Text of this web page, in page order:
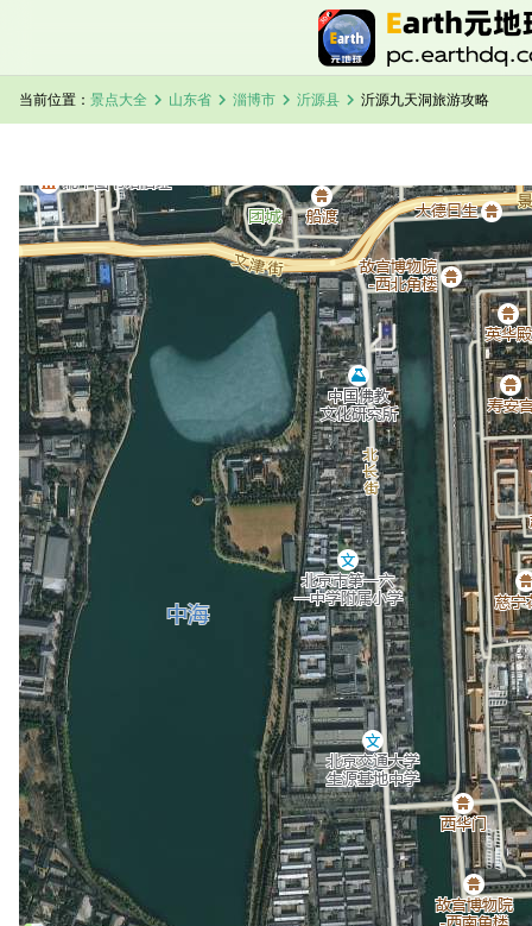
当前位置： 景点大全 chevron_right 山东省 chevron_right 淄博市 chevron_right 沂源县 chevron_right 沂源九天洞旅游攻略
沂源九天洞卫星地图加载中，请稍候...